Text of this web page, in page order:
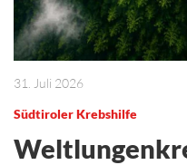
31. Juli 2026
Südtiroler Krebshilfe